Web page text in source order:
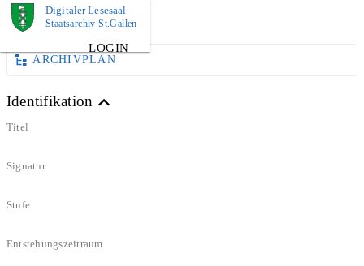
Digitaler Lesesaal
Staatsarchiv St.Gallen
LOGIN
DOKUMENT
ARCHIVPLAN
Identifikation
Titel
Signatur
Stufe
Entstehungszeitraum